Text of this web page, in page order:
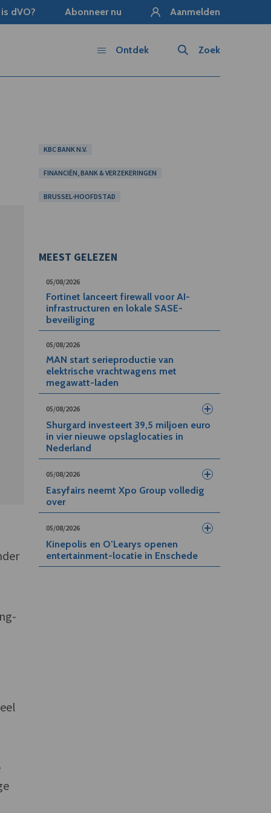
dVO? Abonneer nu Aanmelden
Zoek
Ontdek
KBC BANK N.V.
FINANCIËN, BANK & VERZEKERINGEN
BRUSSEL-HOOFDSTAD
MEEST GELEZEN
05/08/2026
Fortinet lanceert firewall voor AI-
infrastructuren en lokale SASE-
beveiliging
05/08/2026
MAN start serieproductie van
elektrische vrachtwagens met
megawatt-laden
05/08/2026
Shurgard investeert 39,5 miljoen euro
in vier nieuwe opslaglocaties in
Nederland
05/08/2026
Easyfairs neemt Xpo Group volledig
over
05/08/2026
Kinepolis en O’Learys openen
entertainment-locatie in Enschede